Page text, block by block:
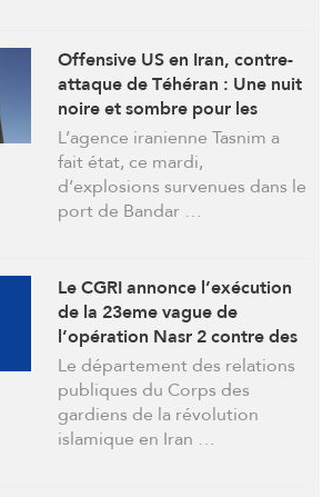
Offensive US en Iran, contre-
attaque de Téhéran : Une nuit
noire et sombre pour les
radars et les systèmes de
défense aérienne US
L’agence iranienne Tasnim a
fait état, ce mardi,
d’explosions survenues dans le
port de Bandar …
Le CGRI annonce l’exécution
de la 23eme vague de
l’opération Nasr 2 contre des
bases US à Bahreïn et au
Koweït
Le département des relations
publiques du Corps des
gardiens de la révolution
islamique en Iran …